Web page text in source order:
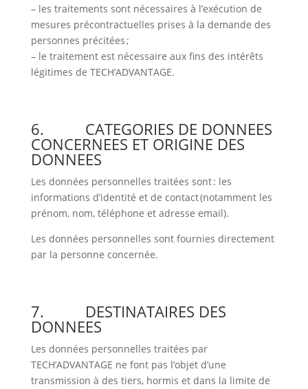
– les traitements sont nécessaires à l’exécution de
mesures précontractuelles prises à la demande des
personnes précitées ;
– le traitement est nécessaire aux fins des intérêts
légitimes de TECH’ADVANTAGE.
6. CATEGORIES DE DONNEES
CONCERNEES ET ORIGINE DES
DONNEES
Les données personnelles traitées sont : les
informations d’identité et de contact (notamment les
prénom, nom, téléphone et adresse email).
Les données personnelles sont fournies directement
par la personne concernée.
7. DESTINATAIRES DES
DONNEES
Les données personnelles traitées par
TECH’ADVANTAGE ne font pas l’objet d’une
transmission à des tiers, hormis et dans la limite de